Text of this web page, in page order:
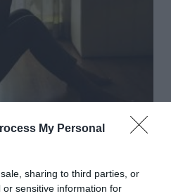
My Personal
sharing to third parties, or
sensitive information for
καταγγελίες για
στη Ζάκυνθο οι οκτώ